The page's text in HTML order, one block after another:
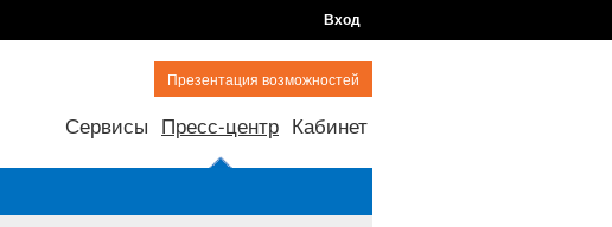
Вход
Презентация возможностей
Сервисы Пресс-центр Кабинет